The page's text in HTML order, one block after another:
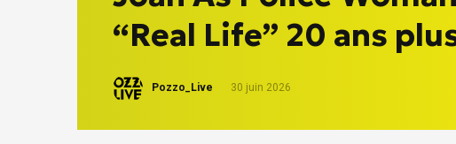
“Real Life” 20 ans
Pozzo_Live 30 juin 2026